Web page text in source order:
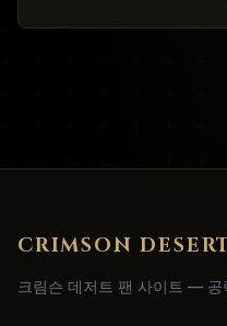
CRIMSON
크림슨 데저트 팬 사이트 — 공